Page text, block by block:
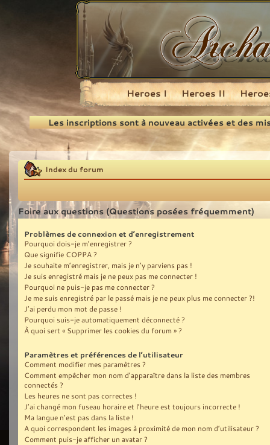
Recherche
Heroes I Heroes II
Les inscriptions sont à nouveau activées et des
Index du forum
Foire aux questions (Questions posées fréquemment)
Problèmes de connexion et d’enregistrement
Pourquoi dois-je m’enregistrer ?
Que signifie COPPA ?
Je souhaite m’enregistrer, mais je n’y parviens pas !
Je suis enregistré mais je ne peux pas me connecter !
Pourquoi ne puis-je pas me connecter ?
Je me suis enregistré par le passé mais je ne peux plus me connecter ?!
J’ai perdu mon mot de passe !
Pourquoi suis-je automatiquement déconnecté ?
À quoi sert « Supprimer les cookies du forum » ?
Paramètres et préférences de l’utilisateur
Comment modifier mes paramètres ?
Comment empêcher mon nom d’apparaître dans la liste des membres
connectés ?
Les heures ne sont pas correctes !
J’ai changé mon fuseau horaire et l’heure est toujours incorrecte !
Ma langue n’est pas dans la liste !
A quoi correspondent les images à proximité de mon nom d’utilisateur ?
Comment puis-je afficher un avatar ?